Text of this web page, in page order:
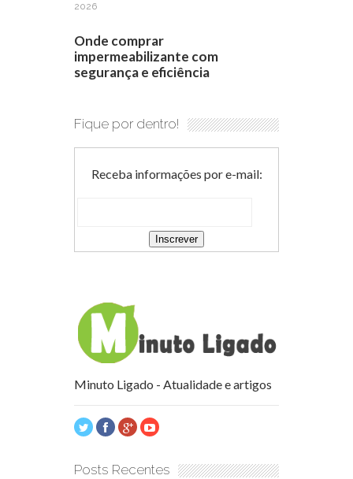
2026
Onde comprar
impermeabilizante com
segurança e eficiência
Fique por dentro!
Receba informações por e-mail:
Minuto Ligado - Atualidade e artigos
Posts Recentes